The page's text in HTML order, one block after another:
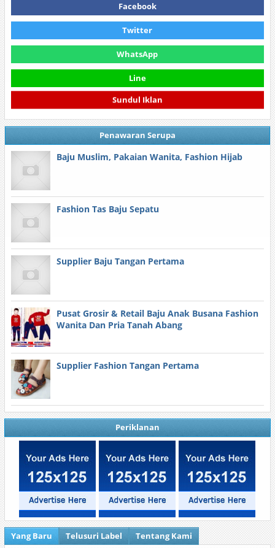
Facebook
Twitter
WhatsApp
Line
Sundul Iklan
Penawaran Serupa
Baju Muslim, Pakaian Wanita, Fashion Hijab
Fashion Tas Baju Sepatu
Supplier Baju Tangan Pertama
Pusat Grosir & Retail Baju Anak Busana Fashion
Wanita Dan Pria Tanah Abang
Supplier Fashion Tangan Pertama
Periklanan
Yang Baru Telusuri Label Tentang Kami